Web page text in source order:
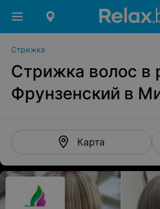
Стрижка
Стрижка волос в
Фрунзенский в
Карта